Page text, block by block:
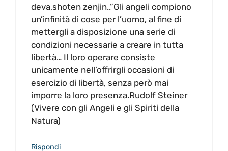
deva,shoten zenjin..”Gli angeli compiono
un’infinità di cose per l’uomo, al fine di
mettergli a disposizione una serie di
condizioni necessarie a creare in tutta
libertà… Il loro operare consiste
unicamente nell’offrirgli occasioni di
esercizio di libertà, senza però mai
imporre la loro presenza.Rudolf Steiner
(Vivere con gli Angeli e gli Spiriti della
Natura)
Rispondi